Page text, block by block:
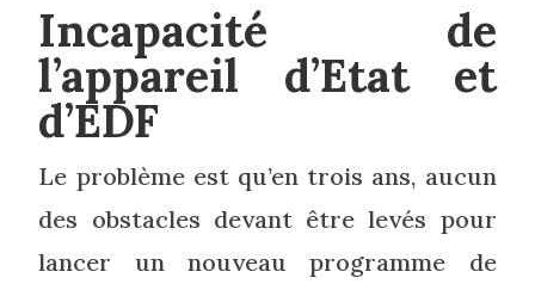
Incapacité de
l’appareil d’Etat et
d’EDF
Le problème est qu’en trois ans, aucun
des obstacles devant être levés pour
lancer un nouveau programme de